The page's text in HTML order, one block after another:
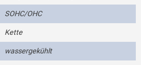
SOHC/OHC
Kette
wassergekühlt